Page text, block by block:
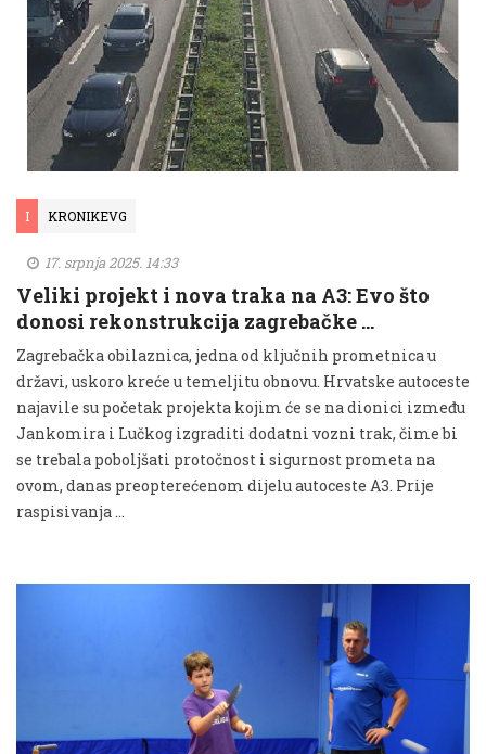
I KRONIKEVG
17. srpnja 2025. 14:33
Veliki projekt i nova traka na A3: Evo što
donosi rekonstrukcija zagrebačke …
Zagrebačka obilaznica, jedna od ključnih prometnica u
državi, uskoro kreće u temeljitu obnovu. Hrvatske autoceste
najavile su početak projekta kojim će se na dionici između
Jankomira i Lučkog izgraditi dodatni vozni trak, čime bi
se trebala poboljšati protočnost i sigurnost prometa na
ovom, danas preopterećenom dijelu autoceste A3. Prije
raspisivanja …